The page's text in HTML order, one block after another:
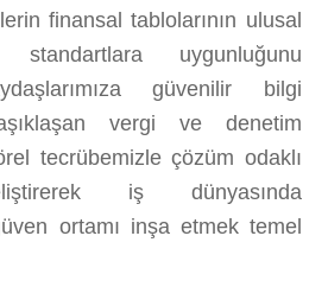
finansal tablolarının ulusal
uygunluğunu
güvenilir bilgi
vergi ve denetim
tecrübemizle çözüm odaklı
iş dünyasında
ortamı inşa etmek temel